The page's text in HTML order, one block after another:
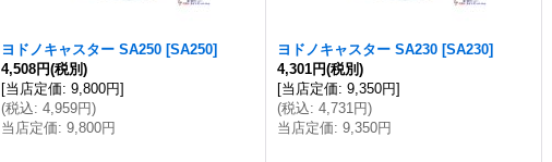
ヨドノキャスター SA250 [SA250]
4,508円(税別)
[当店定価: 9,800円]
(税込: 4,959円)
当店定価: 9,800円
ヨドノキャスター SA230 [SA230]
4,301円(税別)
[当店定価: 9,350円]
(税込: 4,731円)
当店定価: 9,350円